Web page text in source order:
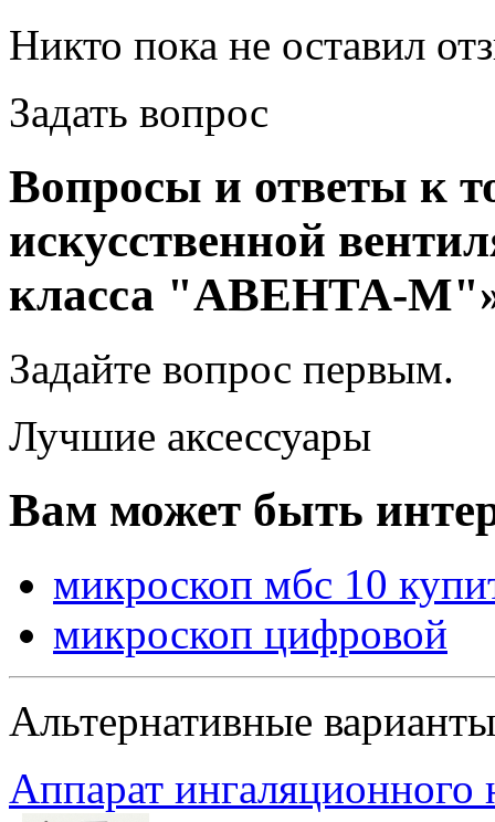
Никто пока не оставил
Задать вопрос
Вопросы и ответы к
искусственной
класса "АВЕНТА-
Задайте вопрос первым.
Лучшие аксессуары
Вам может быть
микроскоп мбс 10
микроскоп цифровой
Альтернативные варианты
Аппарат ингаляционного